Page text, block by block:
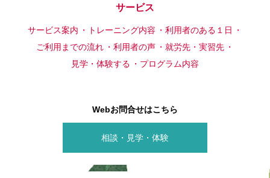
サービス
サービス案内 トレーニング内容
利用者のある１日
ご利用までの流れ
利用者の声
就労先・実習先
見学・体験する
プログラム内容
Webお問合せはこちら
相談・見学・体験